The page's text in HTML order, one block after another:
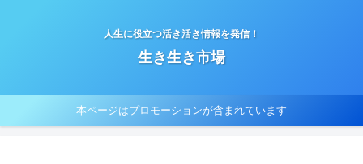
人生に役立つ活き活き情報を発信！
生き生き市場
本ページはプロモーションが含まれています